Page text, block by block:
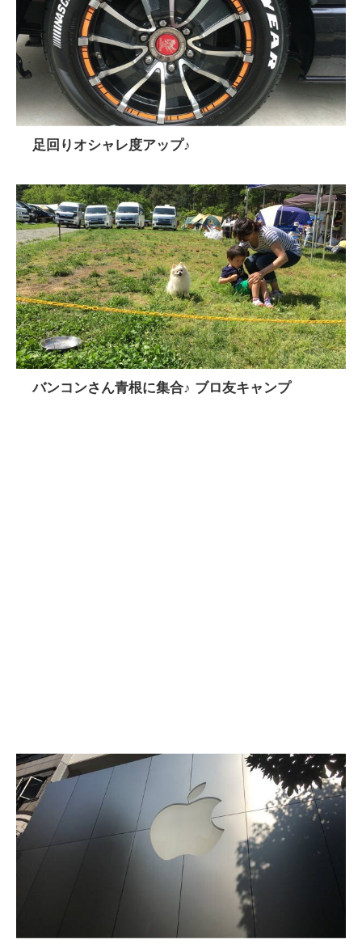
足回りオシャレ度アップ♪
バンコンさん青根に集合♪ ブロ友キャンプ